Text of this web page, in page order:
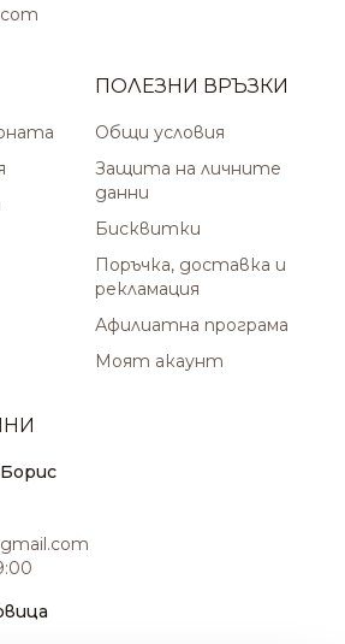
ПОЛЕЗНИ ВРЪЗКИ
Общи условия
Защита на личните
данни
Бисквитки
Поръчка, доставка и
рекламация
Афилиатна програма
Моят акаунт